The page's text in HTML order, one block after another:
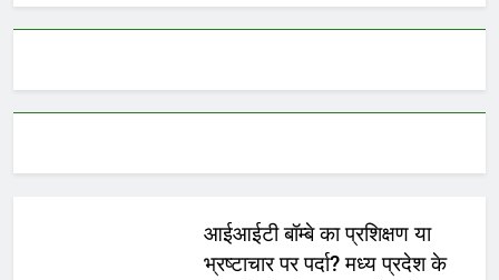
आईआईटी बॉम्बे का प्रशिक्षण या
भ्रष्टाचार पर पर्दा? मध्य प्रदेश के